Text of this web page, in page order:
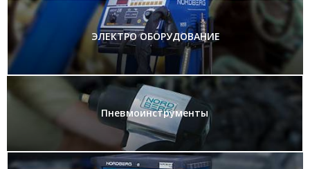
ЭЛЕКТРО ОБОРУДОВАНИЕ
Пневмоинструменты